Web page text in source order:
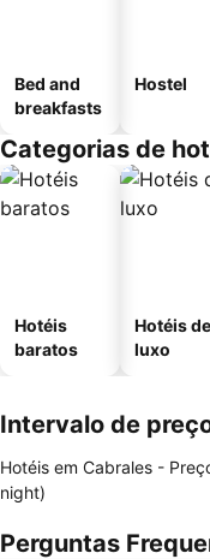
Bed and
breakfasts
Hostel
Categorias de
Hotéis
baratos
Hotéis de
luxo
Intervalo de
Hotéis em Cabrales -
night)
Perguntas